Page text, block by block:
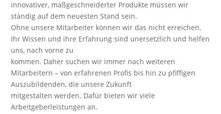
innovativer, maßgeschneiderter Produkte müssen wir
ständig auf dem neuesten Stand sein.
Ohne unsere Mitarbeiter können wir das nicht erreichen.
Ihr Wissen und ihre Erfahrung sind unersetzlich und helfen
uns, nach vorne zu
kommen. Daher suchen wir immer nach weiteren
Mitarbeitern – von erfahrenen Profis bis hin zu pfiffigen
Auszubildenden, die unsere Zukunft
mitgestalten werden. Dafür bieten wir viele
Arbeitgeberleistungen an.